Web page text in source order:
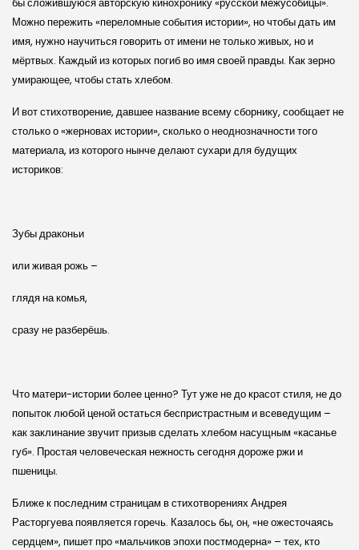
Можно пережить «переломные события истории», но чтобы дать им
имя, нужно научиться говорить от имени не только живых, но и
мёртвых. Каждый из которых погиб во имя своей правды. Как зерно
умирающее, чтобы стать хлебом.
И вот стихотворение, давшее название всему сборнику, сообщает не
столько о «жерновах истории», сколько о неоднозначности того
материала, из которого нынче делают сухари для будущих
историков:
Зубы драконьи
или живая рожь –
глядя на комья,
сразу не разберёшь.
Что матери-истории более ценно? Тут уже не до красот стиля, не до
попыток любой ценой остаться беспристрастным и всеведущим –
как заклинание звучит призыв сделать хлебом насущным «касанье
губ». Простая человеческая нежность сегодня дороже ржи и
пшеницы.
Ближе к последним страницам в стихотворениях Андрея
Расторгуева появляется горечь. Казалось бы, он, «не ожесточаясь
сердцем», пишет про «мальчиков эпохи постмодерна» – тех, кто